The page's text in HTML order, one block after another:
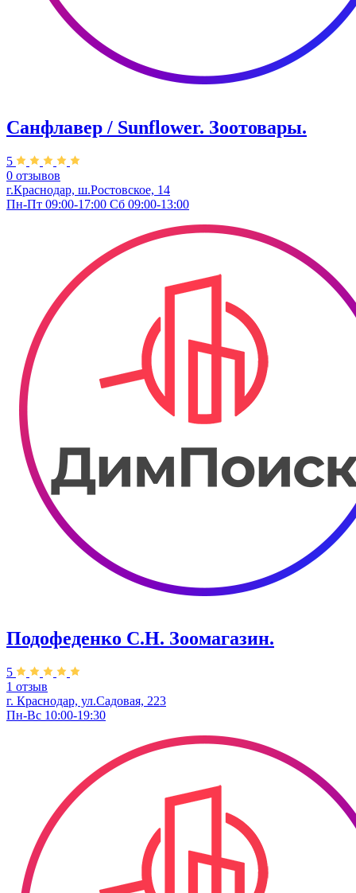
Санфлавер / Sunflower. Зоотовары.
5
0 отзывов
г.Краснодар, ш.Ростовское, 14
Пн-Пт 09:00-17:00 Сб 09:00-13:00
Подофеденко С.Н. Зоомагазин.
5
1 отзыв
г. Краснодар, ул.Садовая, 223
Пн-Вс 10:00-19:30